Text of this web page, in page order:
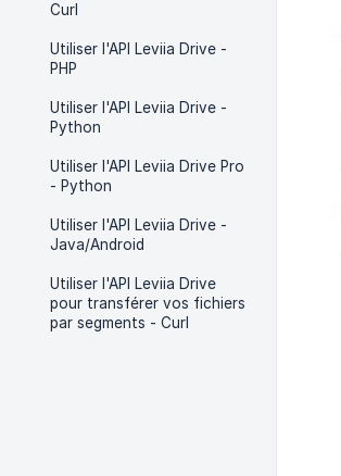
Curl
Utiliser l'API Leviia Drive -
PHP
Utiliser l'API Leviia Drive -
Python
Utiliser l'API Leviia Drive Pro
- Python
Utiliser l'API Leviia Drive -
Java/Android
Utiliser l'API Leviia Drive
pour transférer vos fichiers
par segments - Curl